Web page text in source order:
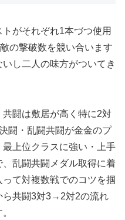
がそれぞれ1本づつ使用
の撃破数を競い合います
し二人の味方がついてき
闘は敷居が高く特に2対
闘・乱闘共闘が金金のプ
上位クラスに強い・上手
乱闘共闘メダル取得に着
て対複数戦でのコツを掴
ら共闘3対3→2対2の流れ